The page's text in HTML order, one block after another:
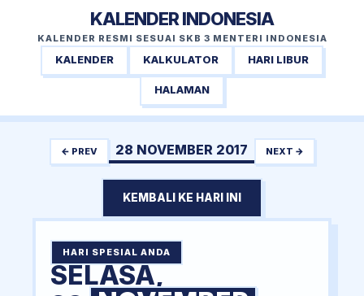
KALENDER INDONESIA
KALENDER RESMI SESUAI SKB 3 MENTERI INDONESIA
KALENDER KALKULATOR HARI LIBUR
HALAMAN
← PREV 28 NOVEMBER 2017 NEXT →
KEMBALI KE HARI INI
HARI SPESIAL ANDA
SELASA,